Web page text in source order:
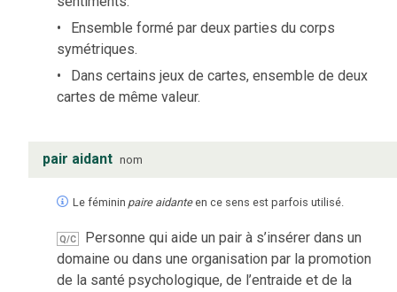
Ensemble formé par deux parties du corps
symétriques.
Dans certains jeux de cartes, ensemble de deux
cartes de même valeur.
pair aidant nom
Le féminin paire aidanteen ce sens est parfois utilisé.
Q/C
Personne qui aide un pair à s’insérer dans un
domaine ou dans une organisation par la promotion
de la santé psychologique, de l’entraide et de la